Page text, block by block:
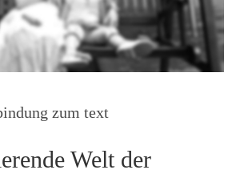
zum text
Welt der